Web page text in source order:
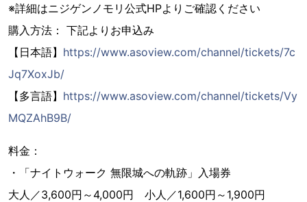
※詳細はニジゲンノモリ公式HPよりご確認ください
購入方法： 下記よりお申込み
【日本語】 https://www.asoview.com/channel/tickets/7c
Jq7XoxJb/
【多言語】 https://www.asoview.com/channel/tickets/Vy
MQZAhB9B/
料金：
・「ナイトウォーク 無限城への軌跡」入場券
大人／3,600円～4,000円 小人／1,600円～1,900円